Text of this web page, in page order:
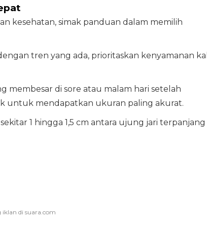
kesehatan, simak panduan dalam memilih
tren yang ada, prioritaskan kenyamanan
membesar di sore atau malam hari setelah
untuk mendapatkan ukuran paling akurat.
1 hingga 1,5 cm antara ujung jari terpanjang